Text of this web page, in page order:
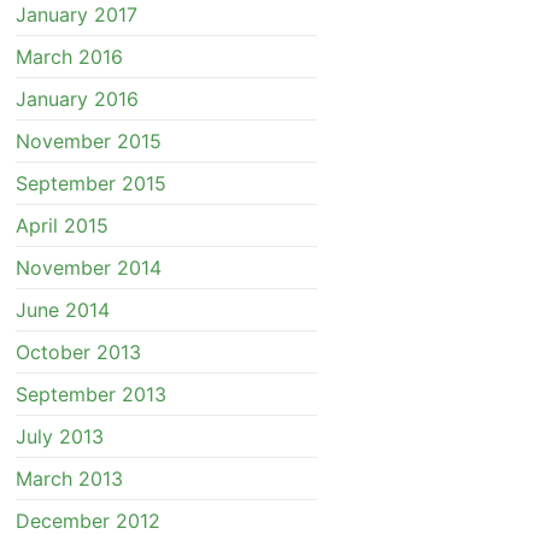
January 2017
March 2016
January 2016
November 2015
September 2015
April 2015
November 2014
June 2014
October 2013
September 2013
July 2013
March 2013
December 2012